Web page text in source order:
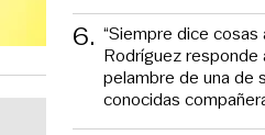
6. “Siempre dice cosas
Rodríguez responde
pelambre de una de
conocidas